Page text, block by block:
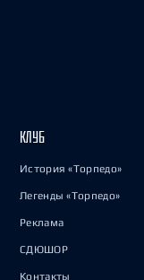
КЛУБ
История «Торпедо»
Легенды «Торпедо»
Реклама
СДЮШОР
Контакты